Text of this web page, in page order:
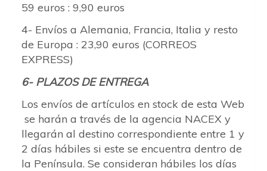
59 euros : 9,90 euros
4- Envíos a Alemania, Francia, Italia y resto
de Europa : 23,90 euros (CORREOS
EXPRESS)
6- PLAZOS DE ENTREGA
Los envíos de artículos en stock de esta Web
se harán a través de la agencia NACEX y
llegarán al destino correspondiente entre 1 y
2 días hábiles si este se encuentra dentro de
la Península. Se consideran hábiles los días